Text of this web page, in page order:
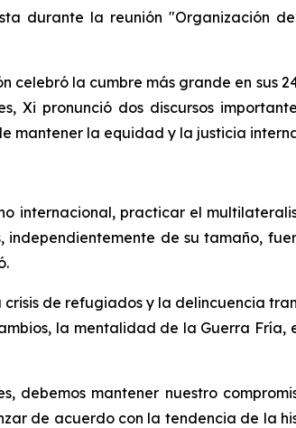
durante la reunión "Organización
celebró la cumbre más grande en sus
Xi pronunció dos discursos
mantener la equidad y la justicia
internacional, practicar el
de su tamaño,
de refugiados y la delincuencia
la mentalidad de la Guerra Fría,
debemos mantener nuestro
de acuerdo con la tendencia de la